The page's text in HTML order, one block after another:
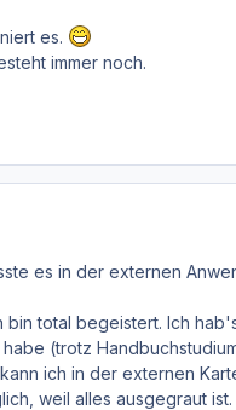
es.
immer noch.
es in der externen
total begeistert. Ich
(trotz
ich in der externen
weil alles ausgegraut